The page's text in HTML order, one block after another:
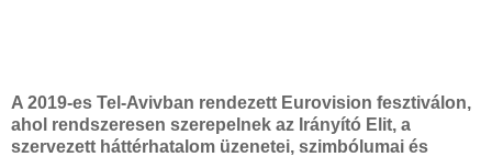
A 2019-es Tel-Avivban rendezett Eurovision fesztiválon,
ahol rendszeresen szerepelnek az Irányító Elit, a
szervezett háttérhatalom üzenetei, szimbólumai és